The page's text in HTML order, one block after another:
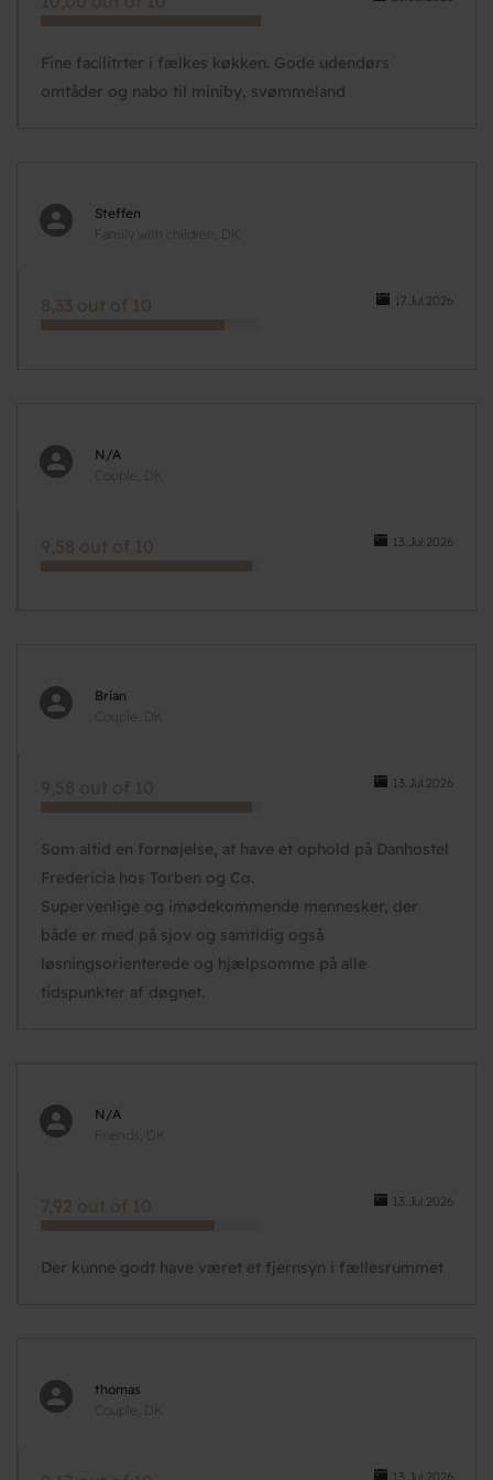
Fine facilitrter i fælkes køkken. Gode udendørs
omtåder og nabo til miniby, svømmeland
Steffen
Family with children, DK
17.Jul.2026
8,33 out of 10
N/A
Couple, DK
13.Jul.2026
9,58 out of 10
Brian
Couple, DK
13.Jul.2026
9,58 out of 10
Som altid en fornøjelse, at have et ophold på Danhostel
Fredericia hos Torben og Co.
Supervenlige og imødekommende mennesker, der
både er med på sjov og samtidig også
løsningsorienterede og hjælpsomme på alle
tidspunkter af døgnet.
N/A
Friends, DK
13.Jul.2026
7,92 out of 10
Der kunne godt have været et fjernsyn i fællesrummet
thomas
Couple, DK
13.Jul.2026